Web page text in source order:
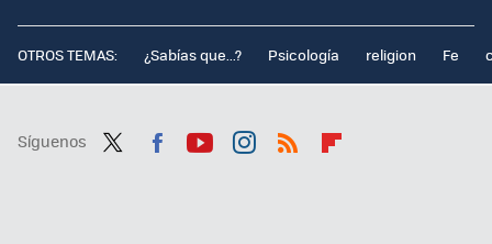
OTROS TEMAS: ¿Sabías que...? Psicología religion Fe
Síguenos